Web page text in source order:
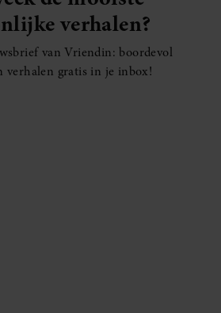
verhalen?
van Vriendin: boordevol
verhalen gratis in je inbox!